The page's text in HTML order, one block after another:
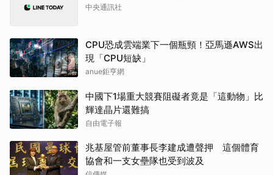
中央通訊社
CPU恐成雲端業下一個瓶頸！亞馬遜AWS出
現「CPU短缺」
anue鉅亨網
中國下1場重大競賽阻礙者竟是「這動物」比
輝達晶片還難搞
自由電子報
兆基屋管前董事長李建成遭聲押 這個體育
協會和一支女壘隊也受到波及